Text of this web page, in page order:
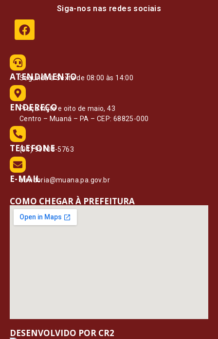
Siga-nos nas redes sociais
ATENDIMENTO
Segunda à Sexta de 08:00 às 14:00
ENDEREÇO
Praça vinte e oito de maio, 43
Centro – Muaná – PA – CEP: 68825-000
TELEFONE
(91) 99108-5763
E-MAIL
ouvidoria@muana.pa.gov.br
COMO CHEGAR À PREFEITURA
DESENVOLVIDO POR CR2